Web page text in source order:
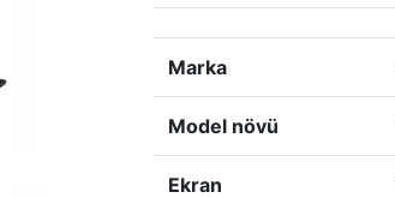
Marka
Model növü
Ekran